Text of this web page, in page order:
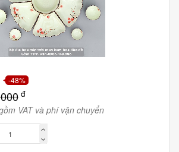
-48%
đ
VAT và phí vận chuyển